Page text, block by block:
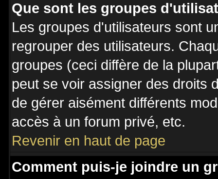
Que sont les groupes
Les groupes d'utilisateurs sont
regrouper des utilisateurs.
groupes (ceci diffère de la
peut se voir assigner des droits
de gérer aisément différents
accès à un forum privé, etc.
Revenir en haut de page
Comment puis-je joindre un